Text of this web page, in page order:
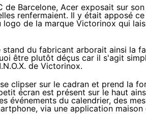
de Barcelone, Acer exposait sur
renfermaient. Il y était apposé ce
logo de la marque Victorinox qui
du fabricant arborait ainsi la
être plutôt déçus car il s'agit
de Victorinox.
clipser sur le cadran et prend la
écran est présent sur le haut
événements du calendrier, des
via une application